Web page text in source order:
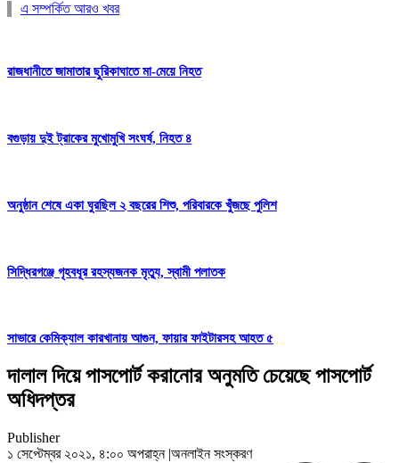
এ সম্পর্কিত আরও খবর
রাজধানীতে জামাতার ছুরিকাঘাতে মা-মেয়ে নিহত
বগুড়ায় দুই ট্রাকের মুখোমুখি সংঘর্ষ, নিহত ৪
অনুষ্ঠান শেষে একা ঘুরছিল ২ বছরের শিশু, পরিবারকে খুঁজছে পুলিশ
সিদ্ধিরগঞ্জে গৃহবধূর রহস্যজনক মৃত্যু, স্বামী পলাতক
সাভারে কেমিক্যাল কারখানায় আগুন, ফায়ার ফাইটারসহ আহত ৫
দালাল দিয়ে পাসপোর্ট করানোর অনুমতি চেয়েছে পাসপোর্ট
অধিদপ্তর
Publisher
১ সেপ্টেম্বর ২০২১, ৪:০০ অপরাহ্ন |অনলাইন সংস্করণ